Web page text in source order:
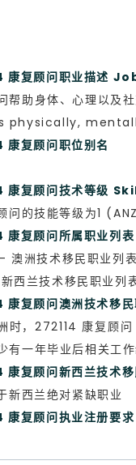
康复顾问职业描述
帮助身体、心理以及
physically,
康复顾问职位别名
康复顾问技术等级
问的技能等级为1
康复顾问所属职业列表
澳洲技术移民职业
西兰技术移民职业
康复顾问澳洲技术
时，272114 康复顾
有一年毕业后相关工
康复顾问新西兰技术
新西兰绝对紧缺职业
康复顾问执业注册要求